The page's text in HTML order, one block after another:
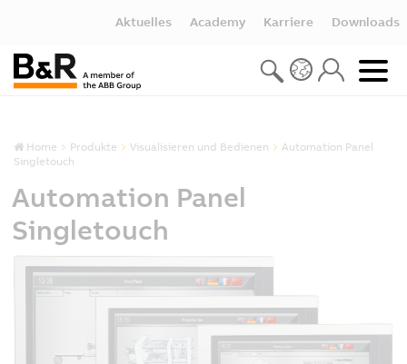
Aktuelles Academy Karriere Downloads
Home Produkte Visualisieren und Bedienen
Automation Panel
Singletouch
Automation Panel
Singletouch